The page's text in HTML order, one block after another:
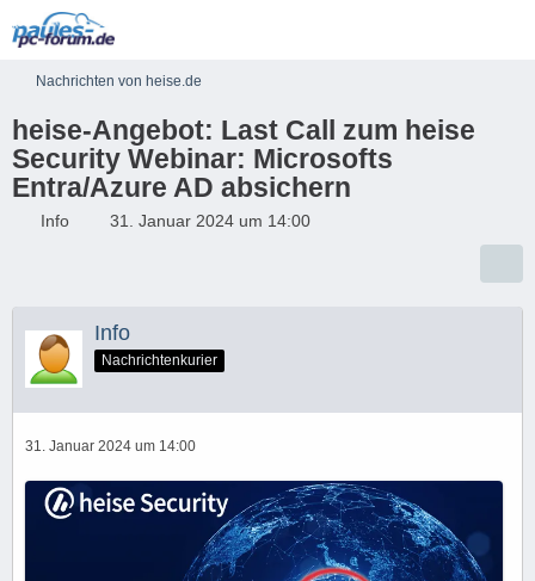
Nachrichten von heise.de
heise-Angebot: Last Call zum heise
Security Webinar: Microsofts
Entra/Azure AD absichern
Info 31. Januar 2024 um 14:00
Info
Nachrichtenkurier
31. Januar 2024 um 14:00